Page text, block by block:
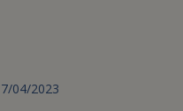
04/2023